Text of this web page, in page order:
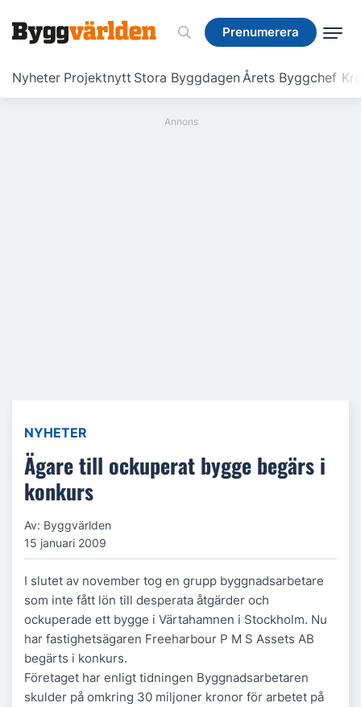
Prenumerera
Nyheter Projektnytt Stora ByggdagenÅrets Byggchef
Prenumerera
NYHETER
Ägare till ockuperat bygge begärs i
konkurs
Av: Byggvärlden
15 januari 2009
I slutet av november tog en grupp byggnadsarbetare
som inte fått lön till desperata åtgärder och
ockuperade ett bygge i Värtahamnen i Stockholm. Nu
har fastighetsägaren Freeharbour P M S Assets AB
begärts i konkurs.
Företaget har enligt tidningen Byggnadsarbetaren
skulder på omkring 30 miljoner kronor för arbetet på